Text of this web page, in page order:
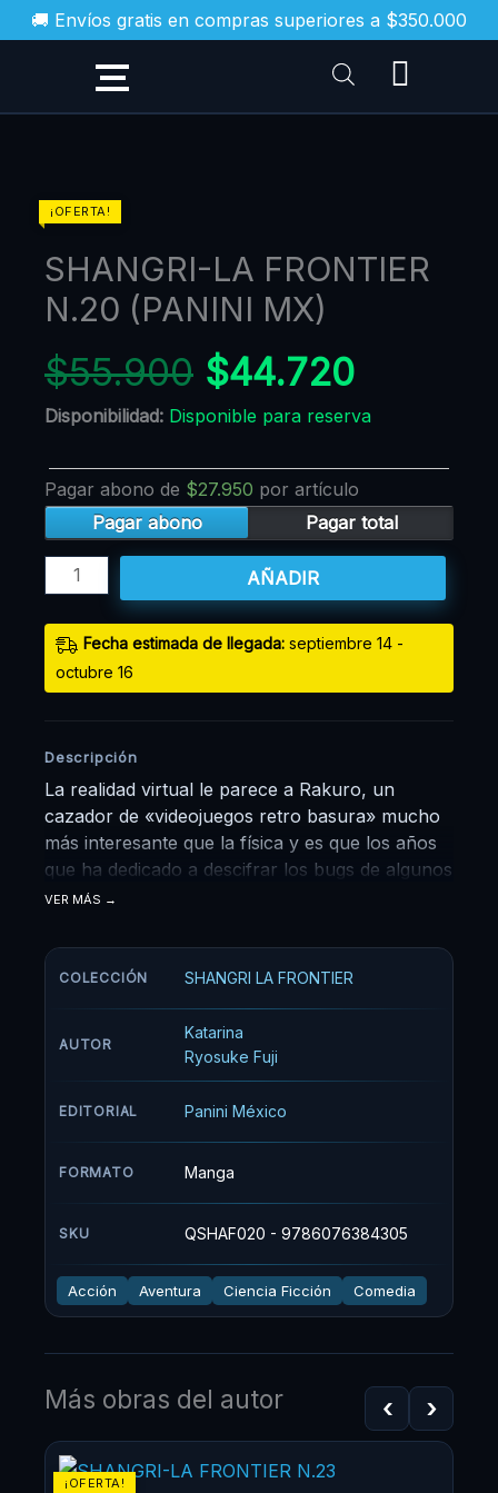
🚚 Envíos gratis en compras superiores a $350.000
al
¡OFERTA!
SHANGRI-LA FRONTIER
N.20 (PANINI MX)
$55.900 $44.720
Disponibilidad: Disponible para reserva
Pagar abono de $27.950 por artículo
Pagar abono
Pagar total
SHANGRI-
LA
FRONTIER
N.20
(PANINI
MX)
cantidad
AÑADIR
Fecha estimada de llegada: septiembre 14 -
octubre 16
Descripción
La realidad virtual le parece a Rakuro, un
cazador de «videojuegos retro basura» mucho
más interesante que la física y es que los años
que ha dedicado a descifrar los bugs de algunos
de sus «mejores/peores» videojuegos favoritos,
Frontier. ¿Será capaz de descifrar el
protagonista todos los secretos de este nuevo
pronto tendremos un asombroso anime.
VER MÁS
COLECCIÓN SHANGRI LA FRONTIER
AUTOR
Katarina
Ryosuke Fuji
EDITORIAL Panini México
FORMATO Manga
SKU QSHAF020 - 9786076384305
Acción Aventura Ciencia Ficción Comedia
Más obras del autor ‹ ›
¡OFERTA!